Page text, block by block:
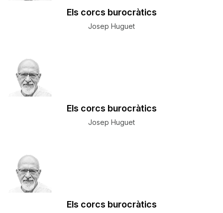
Els corcs burocràtics
Josep Huguet
Els corcs burocràtics
Josep Huguet
Els corcs burocràtics